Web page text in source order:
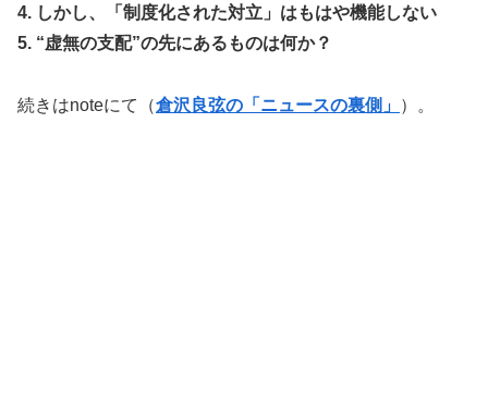
4. しかし、「制度化された対立」はもはや機能しない
5. “虚無の支配”の先にあるものは何か？
続きはnoteにて（倉沢良弦の「ニュースの裏側」 ）。